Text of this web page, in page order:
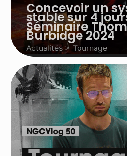
Concevoir un
stable sur 4
Séminaire
Burbidge 2024
Actualités > Tournage